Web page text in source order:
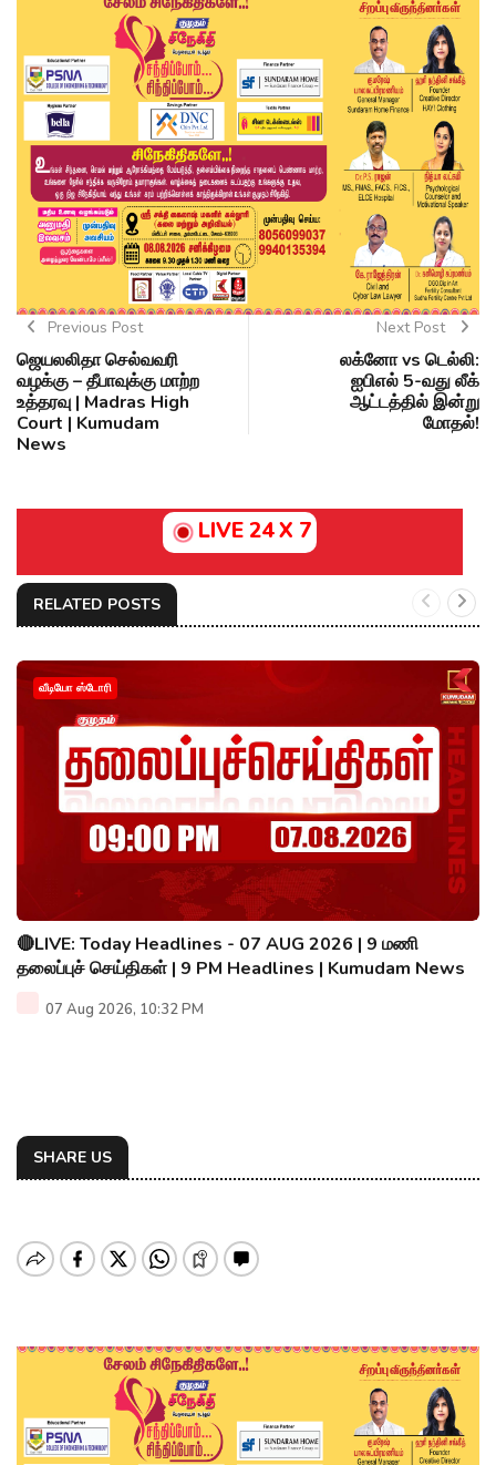
Previous Post
ஜெயலலிதா செல்வவரி
வழக்கு – தீபாவுக்கு மாற்ற
உத்தரவு | Madras High
Court | Kumudam
News
Next Post
லக்னோ vs டெல்லி:
ஐபிஎல் 5-வது லீக்
ஆட்டத்தில் இன்று
மோதல்!
LIVE 24 X 7
RELATED POSTS
வீடியோ ஸ்டோரி
🔴LIVE: Today Headlines - 07 AUG 2026 | 9 மணி
தலைப்புச் செய்திகள் | 9 PM Headlines | Kumudam News
07 Aug 2026, 10:32 PM
SHARE US